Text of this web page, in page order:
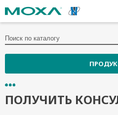
ПОЛУЧИТЬ